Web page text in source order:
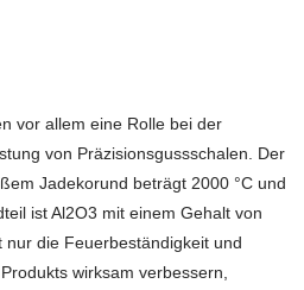
vor allem eine Rolle bei der
von Präzisionsgussschalen. Der
Jadekorund beträgt 2000 °C und
ist Al2O3 mit einem Gehalt von
nur die Feuerbeständigkeit und
wirksam verbessern,